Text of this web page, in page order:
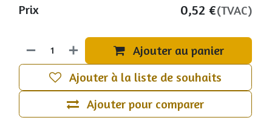
Ajouter au panier
Ajouter pour comparer
Ajouter à la liste de souhaits
Prix 0,52 €(TVAC)